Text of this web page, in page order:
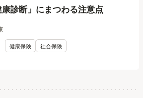
康診断」にまつわる注意点
健康保険 社会保険